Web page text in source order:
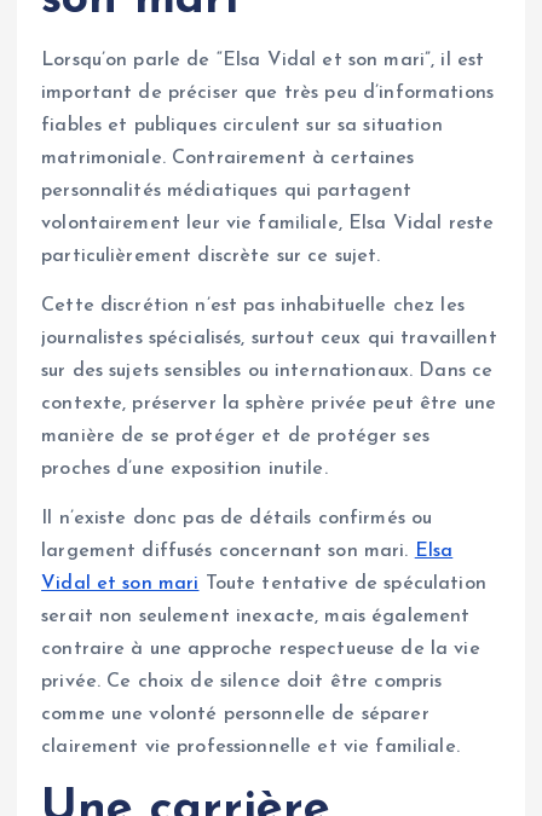
Lorsqu’on parle de “Elsa Vidal et son mari”, il est
important de préciser que très peu d’informations
fiables et publiques circulent sur sa situation
matrimoniale. Contrairement à certaines
personnalités médiatiques qui partagent
volontairement leur vie familiale, Elsa Vidal reste
particulièrement discrète sur ce sujet.
Cette discrétion n’est pas inhabituelle chez les
journalistes spécialisés, surtout ceux qui travaillent
sur des sujets sensibles ou internationaux. Dans ce
contexte, préserver la sphère privée peut être une
manière de se protéger et de protéger ses
proches d’une exposition inutile.
Il n’existe donc pas de détails confirmés ou
largement diffusés concernant son mari. Elsa
Vidal et son mari Toute tentative de spéculation
serait non seulement inexacte, mais également
contraire à une approche respectueuse de la vie
privée. Ce choix de silence doit être compris
comme une volonté personnelle de séparer
clairement vie professionnelle et vie familiale.